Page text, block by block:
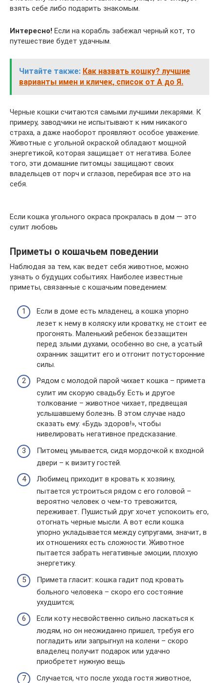
взять себе либо подарить знакомым.
Интересно! Если на корабль забежал черный кот, то
путешествие будет удачным.
Читайте также: Как назвать кошку? лучшие
варианты имен и кличек, список от А до Я.
Черные кошки считаются самыми лучшими лекарями. К
примеру, заводчики не испытывают к ним никакого
страха, а даже наоборот проявляют особое уважение.
Животные с угольной окраской обладают мощной
энергетикой, которая защищает от негатива. Более
того, эти домашние питомцы защищают своих
владельцев от порч и сглазов, перебирая все это на
себя.
Если кошка угольного окраса прокралась в дом — это
сулит любовь
Приметы о кошачьем поведении
Наблюдая за тем, как ведет себя животное, можно
узнать о будущих событиях. Наиболее известные
приметы, связанные с кошачьим поведением:
Если в доме есть младенец, а кошка упорно
лезет к нему в коляску или кроватку, не стоит ее
прогонять. Маленький ребенок беззащитен
перед злыми духами, особенно во сне, а усатый
охранник защитит его и отгонит потусторонние
силы.
Рядом с молодой парой чихает кошка – примета
сулит им скорую свадьбу. Есть и другое
толкование – животное чихает, предвещая
услышавшему болезнь. В этом случае надо
сказать ему: «Будь здоров!», чтобы
нивелировать негативное предсказание.
Питомец умывается, сидя мордочкой к входной
двери – к визиту гостей.
Любимец приходит в кровать к хозяину,
пытается устроиться рядом с его головой –
вероятно человек о чем-то тревожится,
переживает. Пушистый друг хочет успокоить его,
отогнать черные мысли. А вот если кошка
упорно укладывается между супругами, значит, в
их отношениях есть сложности. Животное
пытается забрать негативные эмоции, плохую
энергетику.
Примета гласит: кошка гадит под кровать
больного человека – скоро его состояние
ухудшится;
Если коту несвойственно сильно ласкаться к
людям, но он неожиданно пришел, требуя его
погладить или запрыгнул на колени – скоро
владелец получит подарок или удачно
приобретет нужную вещь
Случается, что после ухода гостя животное,